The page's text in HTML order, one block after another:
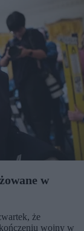
w
że
wojny w